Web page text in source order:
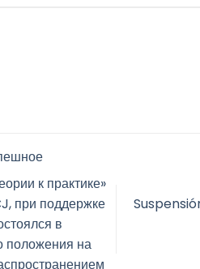
к практике»
при поддержке
в
положения на